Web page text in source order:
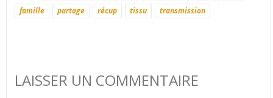
famille
partage récup tissu transmission
LAISSER UN COMMENTAIRE